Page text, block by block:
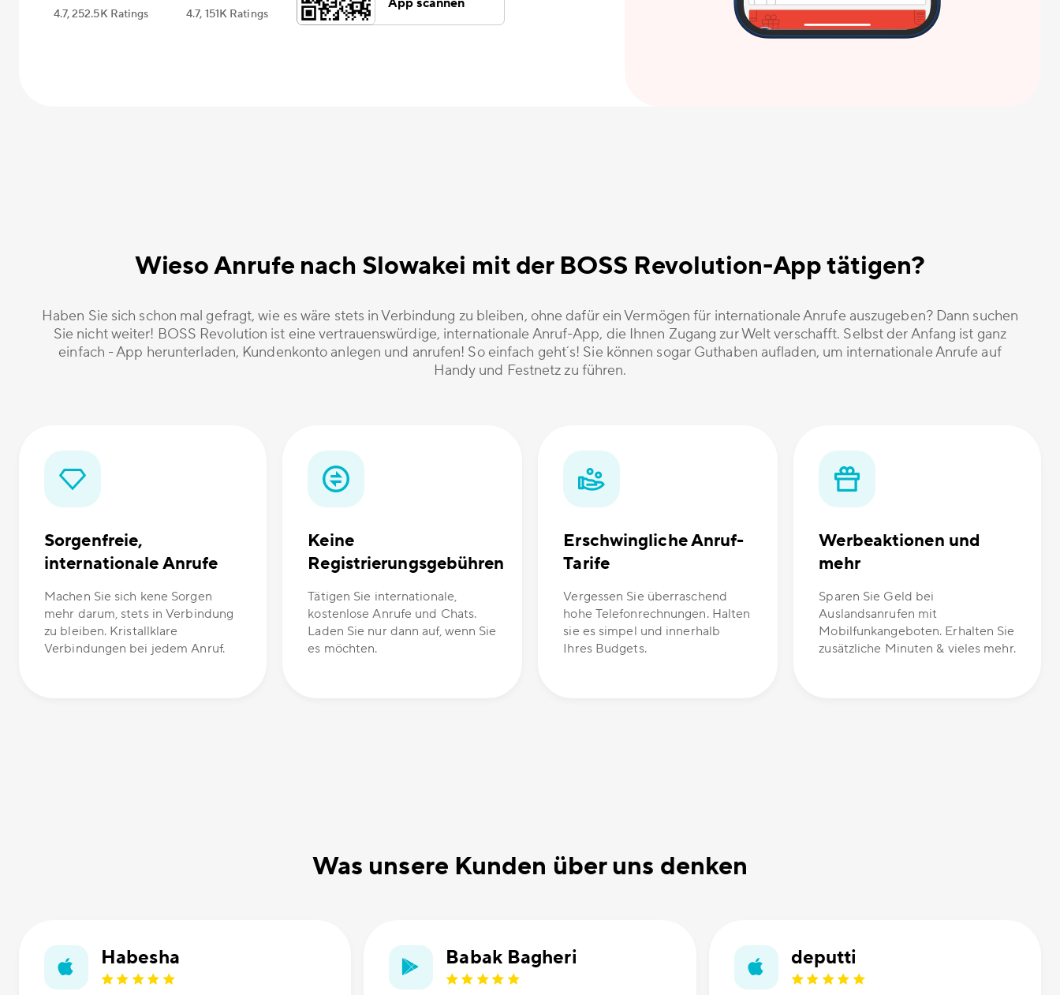
4.7, 252.5К Ratings 4.7, 151К Ratings
Wieso Anrufe nach Slowakei mit der BOSS Revolution-App tätigen?
Haben Sie sich schon mal gefragt, wie es wäre stets in Verbindung zu bleiben, ohne dafür ein Vermögen für internationale Anrufe auszugeben? Dann suchen
Sie nicht weiter! BOSS Revolution ist eine vertrauenswürdige, internationale Anruf-App, die Ihnen Zugang zur Welt verschafft. Selbst der Anfang ist ganz
einfach - App herunterladen, Kundenkonto anlegen und anrufen! So einfach geht´s! Sie können sogar Guthaben aufladen, um internationale Anrufe auf
Handy und Festnetz zu führen.
Sorgenfreie,
internationale Anrufe
Machen Sie sich kene Sorgen
mehr darum, stets in Verbindung
zu bleiben. Kristallklare
Verbindungen bei jedem Anruf.
Keine
Registrierungsgebühren
Tätigen Sie internationale,
kostenlose Anrufe und Chats.
Laden Sie nur dann auf, wenn Sie
es möchten.
Erschwingliche Anruf-
Tarife
Vergessen Sie überraschend
hohe Telefonrechnungen. Halten
sie es simpel und innerhalb
Ihres Budgets.
Werbeaktionen und
mehr
Sparen Sie Geld bei
Auslandsanrufen mit
Mobilfunkangeboten. Erhalten Sie
zusätzliche Minuten & vieles mehr.
Was unsere Kunden über uns denken
Habesha Babak Bagheri deputti